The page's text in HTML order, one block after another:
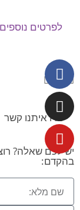
לפרטים נוספים
צרו איתנו קשר
יש לכם שאלה?
בהקדם: